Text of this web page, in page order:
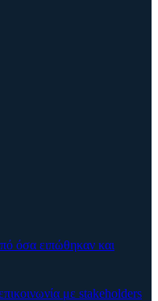
όσα ειπώθηκαν και
με stakeholders